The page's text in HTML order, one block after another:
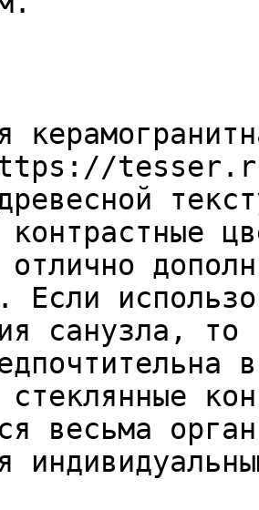
контрастные
отлично
Если
санузла, то
весьма